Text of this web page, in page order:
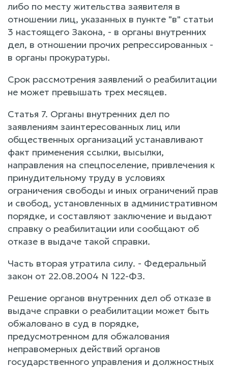
либо по месту жительства заявителя в
отношении лиц, указанных в пункте "в" статьи
3 настоящего Закона, - в органы внутренних
дел, в отношении прочих репрессированных -
в органы прокуратуры.
Срок рассмотрения заявлений о реабилитации
не может превышать трех месяцев.
Статья 7. Органы внутренних дел по
заявлениям заинтересованных лиц или
общественных организаций устанавливают
факт применения ссылки, высылки,
направления на спецпоселение, привлечения к
принудительному труду в условиях
ограничения свободы и иных ограничений прав
и свобод, установленных в административном
порядке, и составляют заключение и выдают
справку о реабилитации или сообщают об
отказе в выдаче такой справки.
Часть вторая утратила силу. - Федеральный
закон от 22.08.2004 N 122-ФЗ.
Решение органов внутренних дел об отказе в
выдаче справки о реабилитации может быть
обжаловано в суд в порядке,
предусмотренном для обжалования
неправомерных действий органов
государственного управления и должностных